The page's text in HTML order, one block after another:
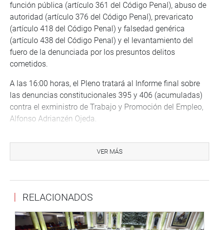
función pública (artículo 361 del Código Penal), abuso de
autoridad (artículo 376 del Código Penal), prevaricato
(artículo 418 del Código Penal) y falsedad genérica
(artículo 438 del Código Penal) y el levantamiento del
fuero de la denunciada por los presuntos delitos
cometidos.
A las 16:00 horas, el Pleno tratará al Informe final sobre
las denuncias constitucionales 395 y 406 (acumuladas)
contra el exministro de Trabajo y Promoción del Empleo,
Alfonso Adrianzén Ojeda.
comisión del delito contra la administración pública —
negociación incompatible o aprovechamiento indebido de
Finalmente, a las 17:00 horas, se debatirá y votará el
informe final sobre las denuncias constitucionales 547 y
VER MÁS
RELACIONADOS